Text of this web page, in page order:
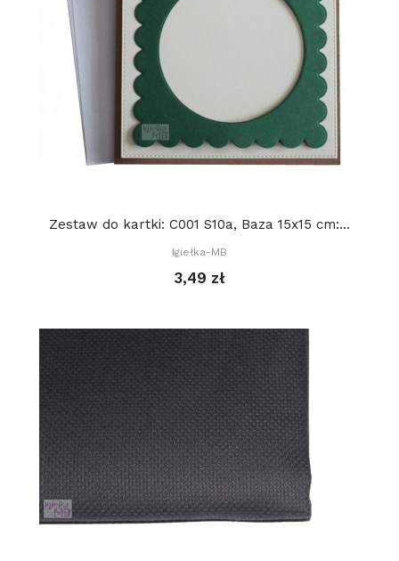
Zestaw do kartki: C001 S10a, Baza 15x15 cm:...
Igiełka-MB
3,49 zł